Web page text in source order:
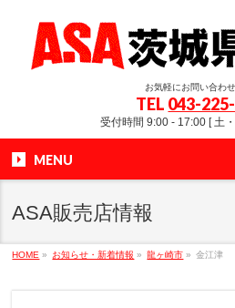
お気軽にお問い合わ
TEL 043-
受付時間 9:00 - 17:00 [ 土
MENU
ASA販売店情報
HOME » お知らせ・新着情報 » 龍ヶ崎市 » 金江津